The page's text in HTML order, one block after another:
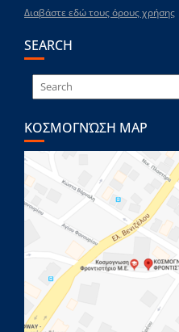
Διαβάστε εδώ τους όρους χρήσης
SEARCH
ΚΟΣΜΟΓΝΏΣΗ MAP